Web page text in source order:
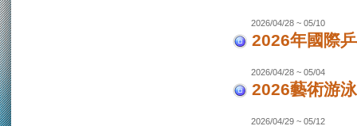
2026/04/28 ~ 05/10
2026年國際
2026/04/28 ~ 05/04
2026藝術游
2026/04/29 ~ 05/12